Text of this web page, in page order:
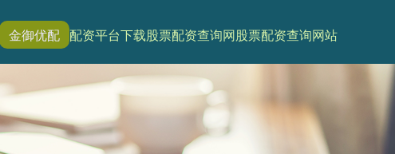
金御优配 配资平台下载股票配资查询网股票配资查询网站